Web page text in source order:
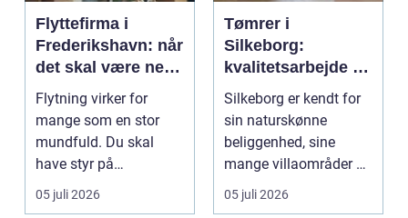
Flyttefirma i
Frederikshavn: når
det skal være nemt
at komme videre
Flytning virker for
mange som en stor
mundfuld. Du skal
have styr på
nedpakning, tunge
l&oslas...
05 juli 2026
Tømrer i
Silkeborg:
kvalitetsarbejde til
overkommelige
priser
Silkeborg er kendt for
sin naturskønne
beliggenhed, sine
mange villaområder og
en bland...
05 juli 2026